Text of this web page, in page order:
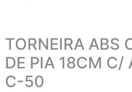
TORNEIRA ABS
DE PIA 18CM C/
C-50